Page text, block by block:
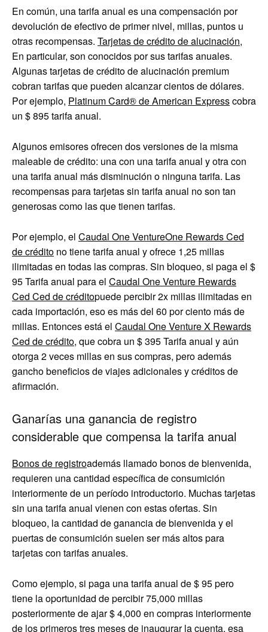
En común, una tarifa anual es una compensación por
devolución de efectivo de primer nivel, millas, puntos u
otras recompensas. Tarjetas de crédito de alucinación,
En particular, son conocidos por sus tarifas anuales.
Algunas tarjetas de crédito de alucinación premium
cobran tarifas que pueden alcanzar cientos de dólares.
Por ejemplo, Platinum Card® de American Expresscobra
un $ 895tarifa anual.
Algunos emisores ofrecen dos versiones de la misma
maleable de crédito: una con una tarifa anual y otra con
una tarifa anual más disminución o ninguna tarifa. Las
recompensas para tarjetas sin tarifa anual no son tan
generosas como las que tienen tarifas.
Por ejemplo, el Caudal One VentureOne Rewards Ced
de crédito no tiene tarifa anual y ofrece 1,25 millas
ilimitadas en todas las compras. Sin bloqueo, si paga el $
95Tarifa anual para el Caudal One Venture Rewards
Ced Ced de créditopuede percibir 2x millas ilimitadas en
cada importación, eso es más del 60 por ciento más de
millas. Entonces está el Caudal One Venture X Rewards
Ced de crédito, que cobra un $ 395Tarifa anual y aún
otorga 2 veces millas en sus compras, pero además
gancho beneficios de viajes adicionales y créditos de
afirmación.
Ganarías una ganancia de registro
considerable que compensa la tarifa anual
Bonos de registroademás llamado bonos de bienvenida,
requieren una cantidad específica de consumición
interiormente de un período introductorio. Muchas tarjetas
sin una tarifa anual vienen con estas ofertas. Sin
bloqueo, la cantidad de ganancia de bienvenida y el
puertas de consumición suelen ser más altos para
tarjetas con tarifas anuales.
Como ejemplo, si paga una tarifa anual de $ 95 pero
tiene la oportunidad de percibir 75,000 millas
posteriormente de ajar $ 4,000 en compras interiormente
de los primeros tres meses de inaugurar la cuenta, esa